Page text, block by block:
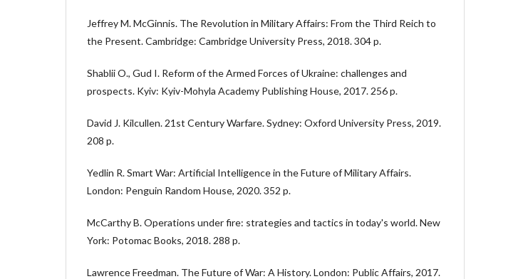
Jeffrey M. McGinnis. The Revolution in Military Affairs: From the Third Reich to
the Present. Cambridge: Cambridge University Press, 2018. 304 p.
Shablii O., Gud I. Reform of the Armed Forces of Ukraine: challenges and
prospects. Kyiv: Kyiv-Mohyla Academy Publishing House, 2017. 256 p.
David J. Kilcullen. 21st Century Warfare. Sydney: Oxford University Press, 2019.
208 p.
Yedlin R. Smart War: Artificial Intelligence in the Future of Military Affairs.
London: Penguin Random House, 2020. 352 p.
McCarthy B. Operations under fire: strategies and tactics in today's world. New
York: Potomac Books, 2018. 288 p.
Lawrence Freedman. The Future of War: A History. London: Public Affairs, 2017.